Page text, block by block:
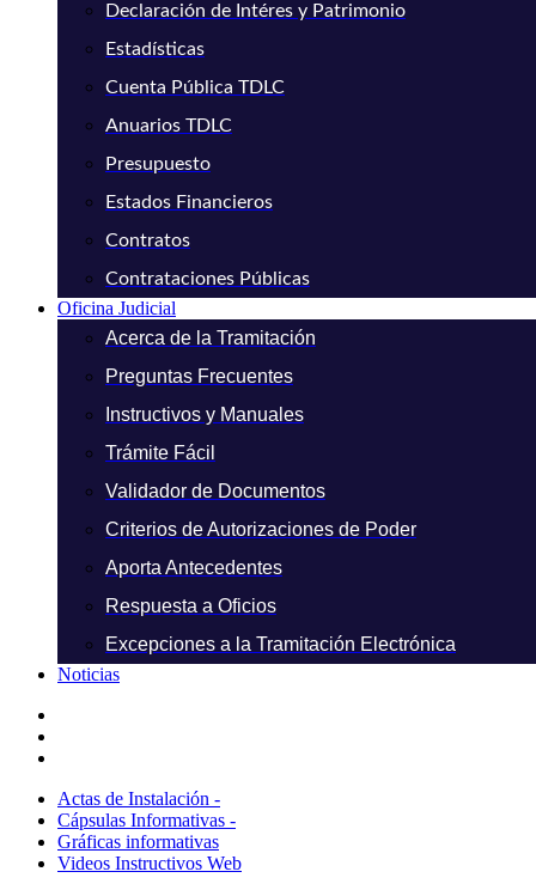
Declaración de Intéres y Patrimonio
Estadísticas
Cuenta Pública TDLC
Anuarios TDLC
Presupuesto
Estados Financieros
Contratos
Contrataciones Públicas
Oficina Judicial
Acerca de la Tramitación
Preguntas Frecuentes
Instructivos y Manuales
Trámite Fácil
Validador de Documentos
Criterios de Autorizaciones de Poder
Aporta Antecedentes
Respuesta a Oficios
Excepciones a la Tramitación Electrónica
Noticias
Actas de Instalación -
Cápsulas Informativas -
Gráficas informativas
Videos Instructivos Web